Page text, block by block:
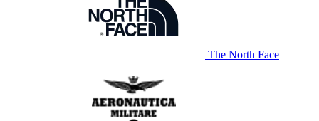
The North Face